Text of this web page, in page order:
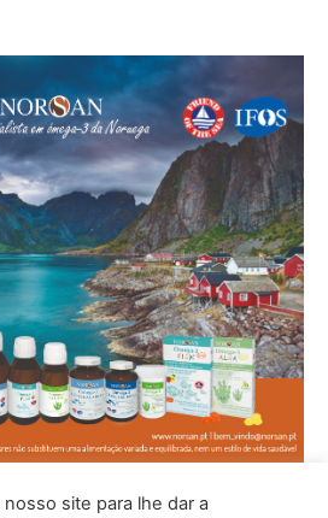
site para lhe dar a